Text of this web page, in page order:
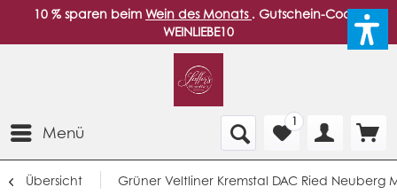
10 % sparen beim Wein des Monats . Gutschein-Code:
WEINLIEBE10
Menü
1
Übersicht Grüner Veltliner Kremstal DAC Ried Neuberg